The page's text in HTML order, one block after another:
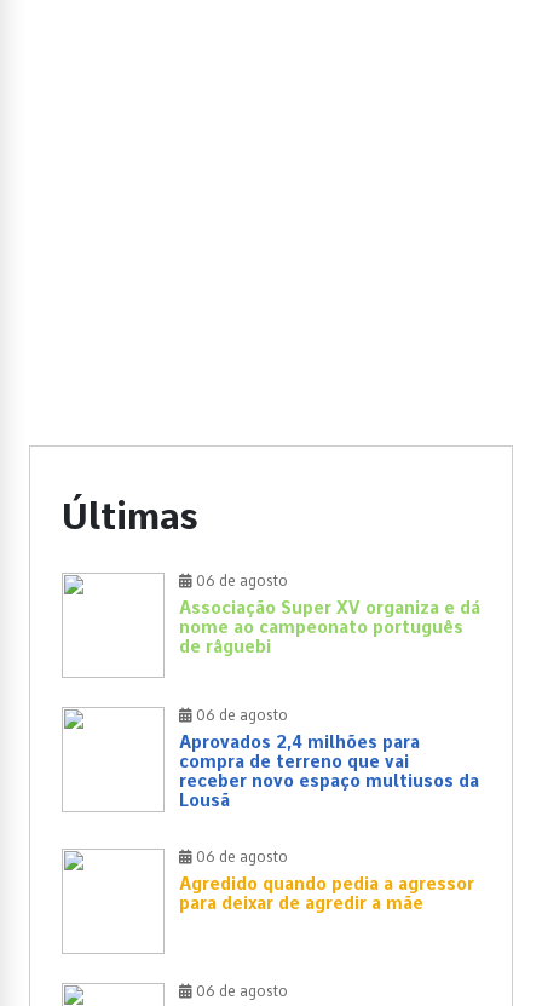
Últimas
06 de agosto
Associação Super XV organiza e dá
nome ao campeonato português
de râguebi
06 de agosto
Aprovados 2,4 milhões para
compra de terreno que vai
receber novo espaço multiusos da
Lousã
06 de agosto
Agredido quando pedia a agressor
para deixar de agredir a mãe
06 de agosto